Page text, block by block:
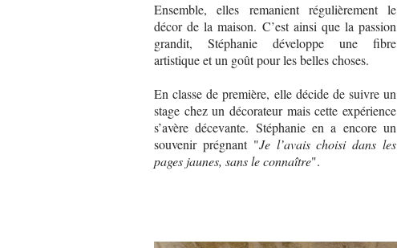
Ensemble, elles remanient régulièrement le
décor de la maison. C’est ainsi que la passion
grandit, Stéphanie développe une fibre
artistique et un goût pour les belles choses.
En classe de première, elle décide de suivre un
stage chez un décorateur mais cette expérience
s’avère décevante. Stéphanie en a encore un
souvenir prégnant "Je l’avais choisi dans les
pages jaunes, sans le connaître".